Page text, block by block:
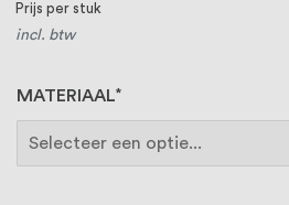
MATERIAAL
Prijs per stuk
incl. btw